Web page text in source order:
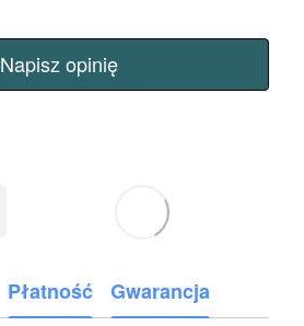
Napisz opinię
Płatność Gwarancja